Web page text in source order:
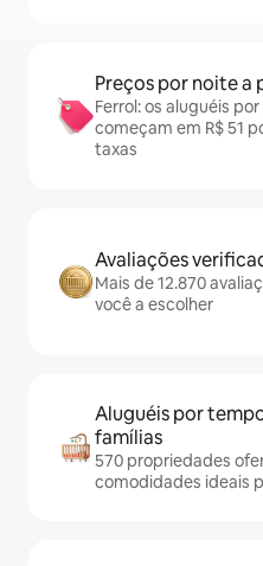
Preços por noite a
Ferrol: os aluguéis
começam em R$ 51
taxas
Avaliações
Mais de 12.870
você a escolher
Aluguéis por
famílias
570 propriedades
comodidades ideais